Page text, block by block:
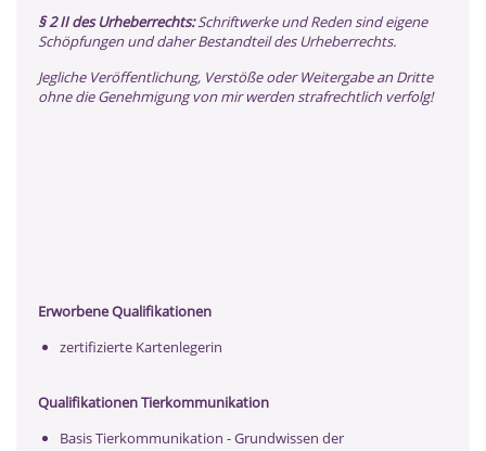
§ 2 II des Urheberrechts:Schriftwerke und Reden sind eigene
Schöpfungen und daher Bestandteil des Urheberrechts.
Jegliche Veröffentlichung, Verstöße oder Weitergabe an Dritte
ohne die Genehmigung von mir werden strafrechtlich verfolg!
Erworbene Qualifikationen
zertifizierte Kartenlegerin
Qualifikationen Tierkommunikation
Basis Tierkommunikation - Grundwissen der